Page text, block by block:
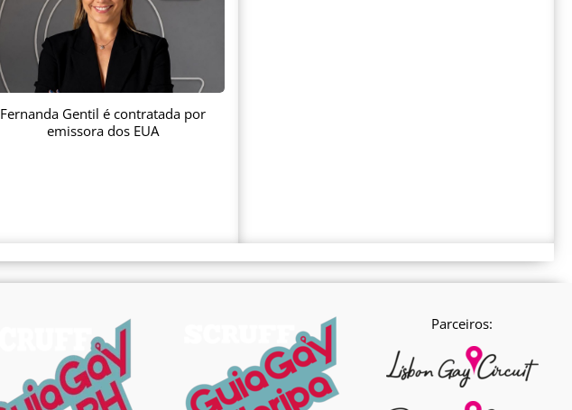
Fernanda Gentil é contratada por
emissora dos EUA
Parceiros: